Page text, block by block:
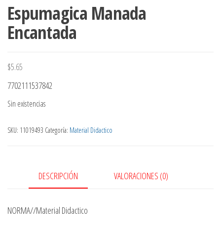
Espumagica Manada
Encantada
$5.65
7702111537842
Sin existencias
SKU: 11019493 Categoría: Material Didactico
DESCRIPCIÓN VALORACIONES (0)
NORMA//Material Didactico